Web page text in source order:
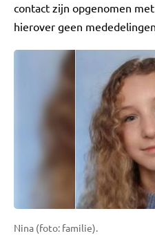
contact zijn opgenomen
hierover geen
Nina (foto: familie).